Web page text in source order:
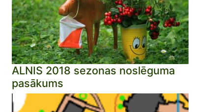
ALNIS 2018 sezonas noslēguma
pasākums